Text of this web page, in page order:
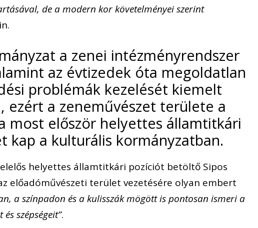
de a modern kor követelményei szerint
a zenei intézményrendszer
az évtizedek óta megoldatlan
problémák kezelését kiemelt
ezért a zeneművészet területe a
most először helyettes államtitkári
kap a kulturális kormányzatban.
helyettes államtitkári pozíciót betöltő Sipos
előadóművészeti terület vezetésére olyan embert
a színpadon és a kulisszák mögött is pontosan ismeri a
szépségeit”.